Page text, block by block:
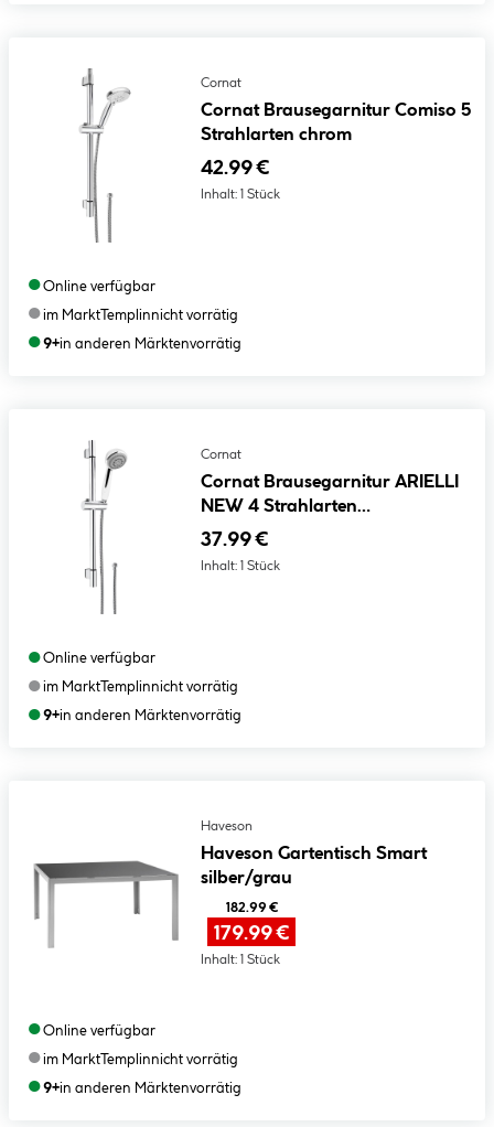
Cornat
Cornat Brausegarnitur Comiso 5
Strahlarten chrom
42.99 €
Inhalt: 1 Stück
●Online verfügbar
●im MarktTemplinnicht vorrätig
●9+in anderen Märktenvorrätig
Cornat
Cornat Brausegarnitur ARIELLI
NEW 4 Strahlarten
Wasserstopp-Funktion chrom
37.99 €
Inhalt: 1 Stück
●Online verfügbar
●im Markt Templinnicht vorrätig
●9+in anderen Märktenvorrätig
Haveson
Haveson Gartentisch Smart
silber/grau
182.99 €
179.99 €
Inhalt: 1 Stück
●Online verfügbar
●im MarktTemplinnicht vorrätig
●9+in anderen Märktenvorrätig